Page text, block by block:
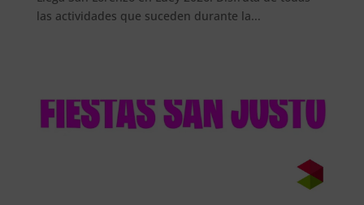
las actividades que suceden durante la...